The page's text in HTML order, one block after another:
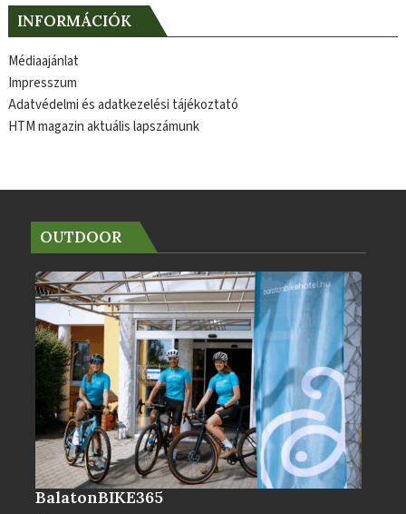
INFORMÁCIÓK
Médiaajánlat
Impresszum
Adatvédelmi és adatkezelési tájékoztató
HTM magazin aktuális lapszámunk
OUTDOOR
BalatonBIKE365